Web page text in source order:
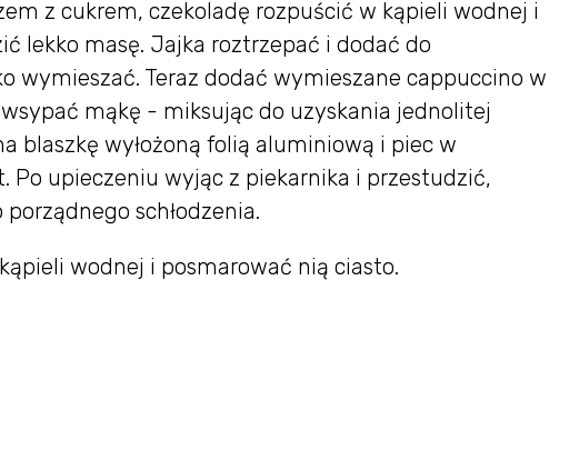
z cukrem, czekoladę rozpuścić w kąpieli wodnej i
lekko masę. Jajka roztrzepać i dodać do
wymieszać. Teraz dodać wymieszane cappuccino w
mąkę - miksując do uzyskania jednolitej
blaszkę wyłożoną folią aluminiową i piec w
Po upieczeniu wyjąc z piekarnika i przestudzić,
schłodzenia.
wodnej i posmarować nią ciasto.